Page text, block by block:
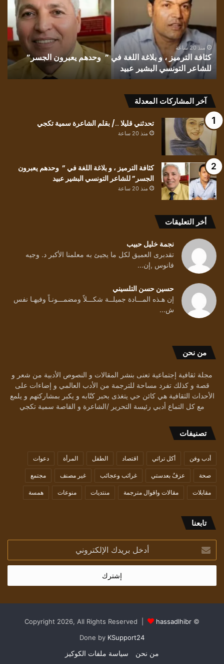
وحدهم
منذ 20 ساعة
كثافة الترميز ، و بلاغة اللغة في ” وحدهم يعبرون الجسر”
للشاعر التونسي البشير عبيد
الأديبة
إقبال
غانم
آخر المشاركات المعدلة
تحدثني قليلا ../ بقلم الشاعرة سمية تكجي
منذ 20 ساعة
كثافة الترميز ، و بلاغة اللغة في ” وحدهم يعبرون
الجسر” للشاعر التونسي البشير عبيد
منذ 20 ساعة
أخر التعليقات
نجمة خليل حبيب
تقدبرى العميق لكل ما يجيئ به معلمنا الأكبر د. وجيه
فانوس ,إن...
حسين حسن التلسيني
إن هـذه المـــادة جميلــة شكـــلاً ومضمـــونـاً وفيهـا نفس
ش...
من نحن
مجلة ثقافية إجتماعية تعنى بنشر المقالات و النصوص الأدبية من شعر و
قصة و كذلك تفرد مساحة للترجمة من الأدب العالمي و إضاءات على
الأحداث الثقافية هي كائن حي يتغذى بحبر كتّابه و يكبر بمشاركتهم و يلمع
مع كل التماع أدبي رئيسة التحرير /الشاعرة و القاصة سمية تكجي
تصنيفات
أدب وفن أكل تراثي اقتصاد الطفل المرأة دعوات
صحة عزفٌ بعدستي غرائب وعجائب غير مصنف مجتمع
مقابلات مقالات واقوال مترجمة منتديات منوعات همسة
تابعنا
أدخل
بريدك
الإلكتروني
© Copyright 2026, All Rights Reserved |
hassadlhibr
Done by KSupport24
من نحن سياسة ملفات الكوكيز